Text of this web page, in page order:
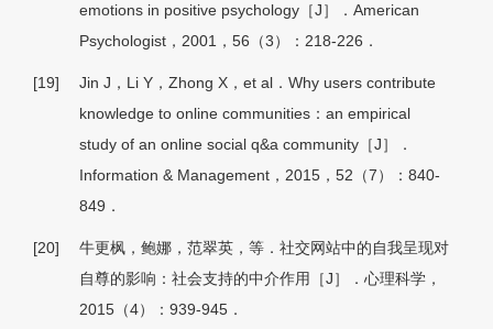
emotions in positive psychology［J］．American
Psychologist，2001，56（3）：218-226．
[19]
Jin J，Li Y，Zhong X，et al．Why users contribute
knowledge to online communities：an empirical
study of an online social q&a community［J］．
Information & Management，2015，52（7）：840-
849．
[20]
牛更枫，鲍娜，范翠英，等．社交网站中的自我呈现对
自尊的影响：社会支持的中介作用［J］．心理科学，
2015（4）：939-945．